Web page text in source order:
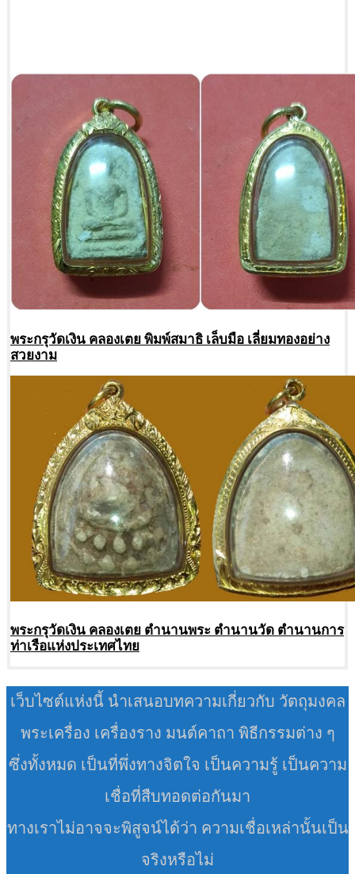
พระกรุวัดเงิน คลองเตย พิมพ์สมาธิ เล็บมือ เลี่ยมทองอย่าง
สวยงาม
พระกรุวัดเงิน คลองเตย ตำนานพระ ตำนานวัด ตำนานการ
ท่าเรือแห่งประเทศไทย
เว็บไซต์แห่งนี้ นำเสนอบทความเกี่ยวกับ วัตถุมงคล
พระเครื่อง เครื่องราง มนต์คาถา พิธีกรรมต่าง ๆ
ซึ่งทั้งหมด เป็นที่พึ่งทางจิตใจ เป็นความรู้ เป็นความ
เชื่อที่สืบทอดต่อกันมา
ทางเราไม่อาจจะพิสูจน์ได้ว่า ความเชื่อเหล่านั้นเป็น
จริงหรือไม่